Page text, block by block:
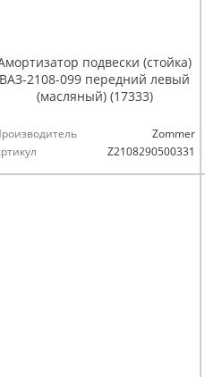
подвески (стойка)
ВАЗ-2108-099 передний левый
(масляный) (17333)
Zommer
Z2108290500331